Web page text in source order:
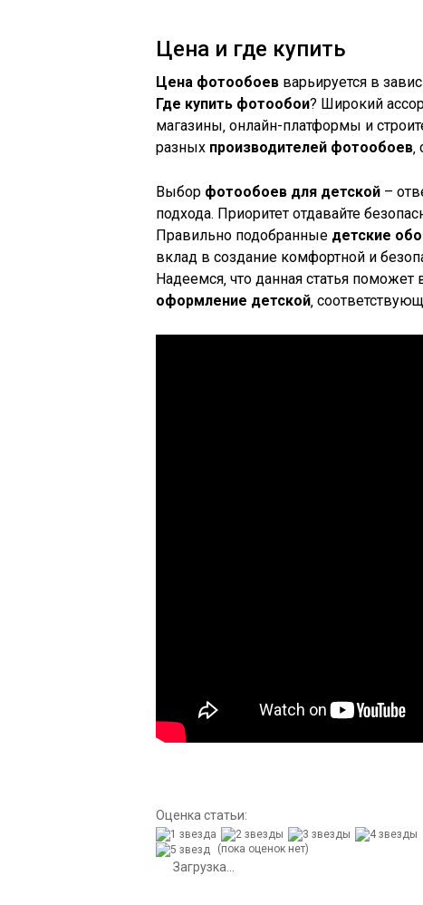
Цена и где купить
Цена фотообоев варьируется в
Где купить фотообои? Широкий
магазины‚ онлайн-платформы и
разных производителей фотообоев
Выбор фотообоев для детской –
подхода. Приоритет отдавайте
Правильно подобранные детские
вклад в создание комфортной и
Надеемся‚ что данная статья
оформление детской‚
Оценка статьи:
(пока оценок нет)
Загрузка...